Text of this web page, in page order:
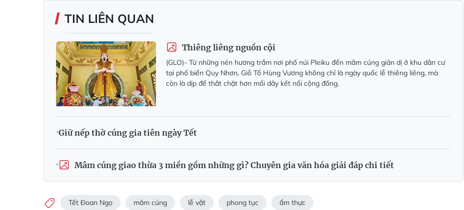
TIN LIÊN QUAN
Thiêng liêng nguồn cội
(GLO)- Từ những nén hương trầm nơi phố núi Pleiku đến mâm cúng giản dị ở khu dân cư
tại phố biển Quy Nhơn, Giỗ Tổ Hùng Vương không chỉ là ngày quốc lễ thiêng liêng, mà
còn là dịp để thắt chặt hơn mối dây kết nối cộng đồng.
Giữ nếp thờ cúng gia tiên ngày Tết
Mâm cúng giao thừa 3 miền gồm những gì? Chuyên gia văn hóa giải đáp chi tiết
Tết Đoan Ngọ mâm cúng lễ vật phong tục ẩm thực